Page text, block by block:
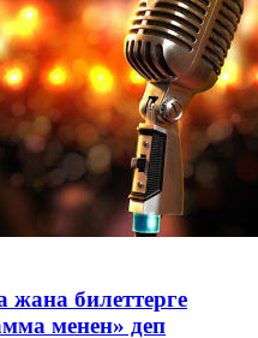
билеттерге
менен» деп